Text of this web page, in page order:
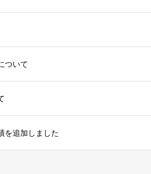
ついて
を追加しました